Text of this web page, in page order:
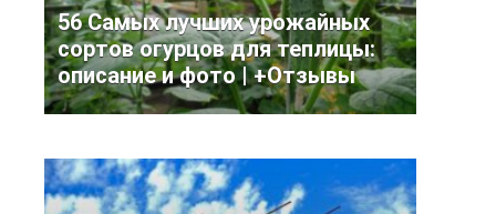
56 Самых лучших урожайных
сортов огурцов для теплицы:
описание и фото | +Отзывы